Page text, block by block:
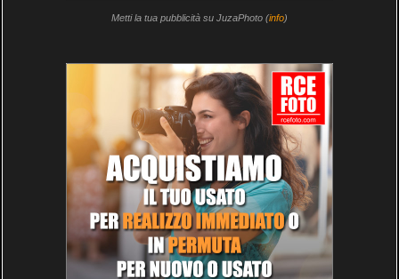
Metti la tua pubblicità su JuzaPhoto (info)